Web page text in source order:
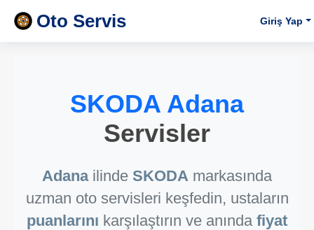
Oto Servis Giriş Yap
SKODA Adana
Servisler
Adanailinde SKODA markasında
uzman oto servisleri keşfedin, ustaların
puanlarını karşılaştırın ve anında fiyat